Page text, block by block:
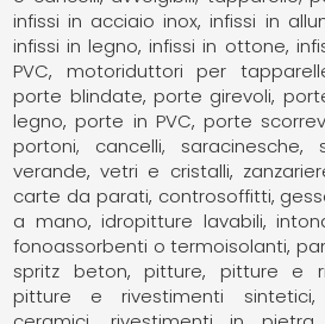
infissi in acciaio inox infissi in
infissi in legno infissi in ottone
PVC
motoriduttori per
porte blindate porte girevoli
legno porte in PVC porte
portoni, cancelli, saracinesche
verande vetri e cristalli
carte da parati controsoffitti
a mano idropitture lavabili
fonoassorbenti o termoisolanti
spritz beton
pitture
pitture e
pitture e rivestimenti sintetici